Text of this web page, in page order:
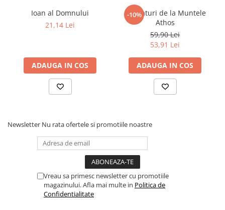
Ioan al Domnului
21,14 Lei
ADAUGA IN COS
-10%
Invataturi de la Muntele
Athos
59,90 Lei
53,91 Lei
ADAUGA IN COS
Newsletter Nu rata ofertele si promotiile noastre
Vreau sa primesc newsletter cu promotiile
magazinului. Afla mai multe in Politica de
Confidentialitate